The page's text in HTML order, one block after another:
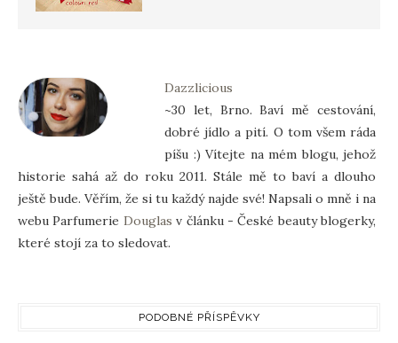
Dazzlicious
~30 let, Brno. Baví mě cestování,
dobré jídlo a pití. O tom všem ráda
píšu :) Vítejte na mém blogu, jehož
historie sahá až do roku 2011. Stále mě to baví a dlouho
ještě bude. Věřím, že si tu každý najde své! Napsali o mně i na
webu Parfumerie Douglas v článku - České beauty blogerky,
které stojí za to sledovat.
PODOBNÉ PŘÍSPĚVKY